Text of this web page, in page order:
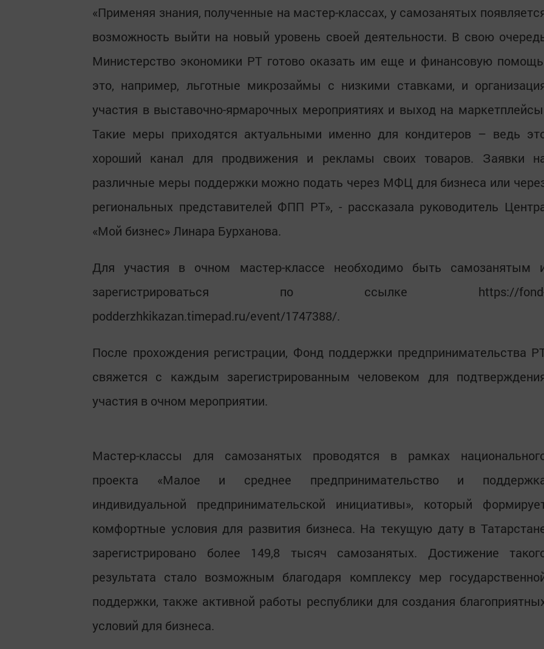
«Применяя знания, полученные на мастер-классах, у самозанятых
возможность выйти на новый уровень своей деятельности. В свою
Министерство экономики РТ готово оказать им еще и финансовую
это, например, льготные микрозаймы с низкими ставками, и
участия в выставочно-ярмарочных мероприятиях и выход на
Такие меры приходятся актуальными именно для кондитеров – ведь
хороший канал для продвижения и рекламы своих товаров. Заявки
различные меры поддержки можно подать через МФЦ для бизнеса или
региональных представителей ФПП РТ», - рассказала руководитель
«Мой бизнес» Линара Бурханова.
Для участия в очном мастер-классе необходимо быть самозанятым
зарегистрироваться по ссылке https://
podderzhkikazan.timepad.ru/event/1747388/.
После прохождения регистрации, Фонд поддержки предпринимательства
свяжется с каждым зарегистрированным человеком для
участия в очном мероприятии.
Мастер-классы для самозанятых проводятся в рамках
проекта «Малое и среднее предпринимательство и
индивидуальной предпринимательской инициативы», который
комфортные условия для развития бизнеса. На текущую дату в
зарегистрировано более 149,8 тысяч самозанятых. Достижение
результата стало возможным благодаря комплексу мер
поддержки, также активной работы республики для создания
условий для бизнеса.